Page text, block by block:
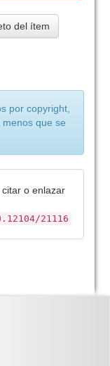
del ítem
por copyright,
que se
o enlazar
21116